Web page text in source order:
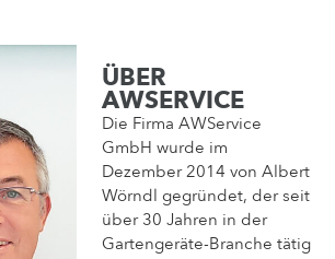
ÜBER
AWSERVICE
Die Firma AWService
GmbH wurde im
Dezember 2014 von Albert
Wörndl gegründet, der seit
über 30 Jahren in der
Gartengeräte-Branche tätig